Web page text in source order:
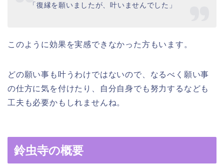
「復縁を願いましたが、叶いませんでした」
このように効果を実感できなかった方もいます。
どの願い事も叶うわけではないので、なるべく願い事
の仕方に気を付けたり、自分自身でも努力するなども
工夫も必要かもしれませんね。
鈴虫寺の概要